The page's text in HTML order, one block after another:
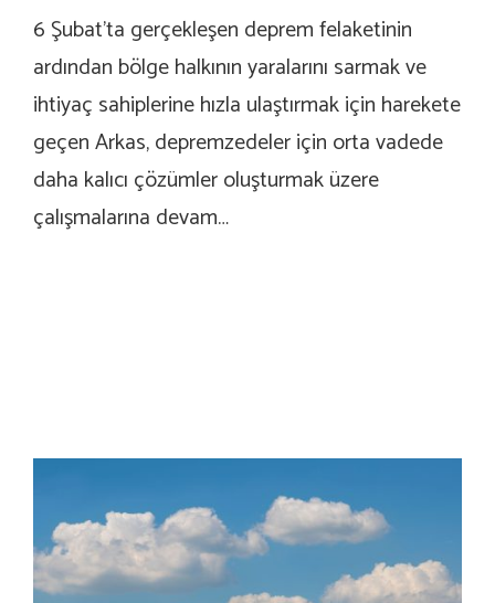
6 Şubat’ta gerçekleşen deprem felaketinin
ardından bölge halkının yaralarını sarmak ve
ihtiyaç sahiplerine hızla ulaştırmak için harekete
geçen Arkas, depremzedeler için orta vadede
daha kalıcı çözümler oluşturmak üzere
çalışmalarına devam…